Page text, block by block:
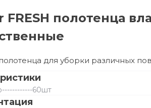
FRESH полотенца
для уборки различных
------------60шт